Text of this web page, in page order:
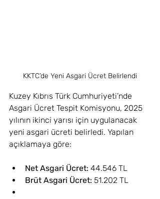
KKTC’de Yeni Asgari Ücret Belirlendi
Kuzey Kıbrıs Türk Cumhuriyeti’nde
Asgari Ücret Tespit Komisyonu, 2025
yılının ikinci yarısı için uygulanacak
yeni asgari ücreti belirledi. Yapılan
açıklamaya göre:
Net Asgari Ücret: 44.546 TL
Brüt Asgari Ücret: 51.202 TL